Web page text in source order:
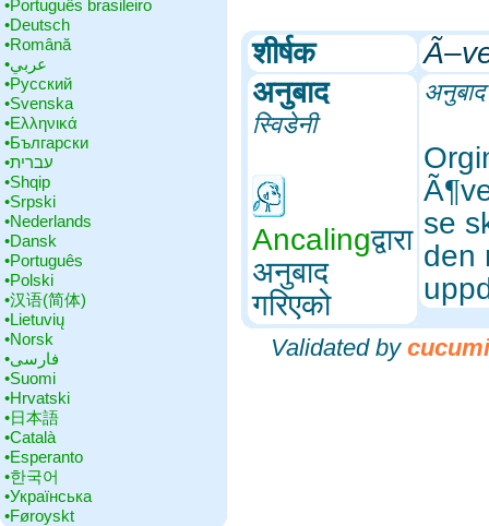
•‎Português brasileiro
•‎Deutsch
•‎Română
•‎عربي
•‎Русский
•‎Svenska
•‎Ελληνικά
•‎Български
•‎עברית
•‎Shqip
•‎Srpski
•‎Nederlands
•‎Dansk
•‎Português
•‎Polski
•‎汉语(简体)
•‎Lietuvių
•‎Norsk
•‎فارسی
•‎Suomi
•‎Hrvatski
•‎日本語
•‎Català
•‎Esperanto
•‎한국어
•‎Українська
•‎Føroyskt
शीर्षक
अनुबाद
स्विडेनी
Ancalingद्वारा
अनुबाद
गरिएको
अनुबाद
se
den
Validated by